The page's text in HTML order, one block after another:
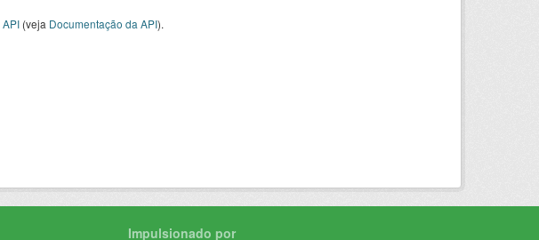
API (veja Documentação da API).
Impulsionado por